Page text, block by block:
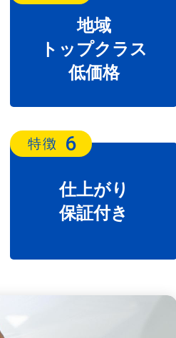
地域
トップクラス
低価格
特徴 6
仕上がり
保証付き